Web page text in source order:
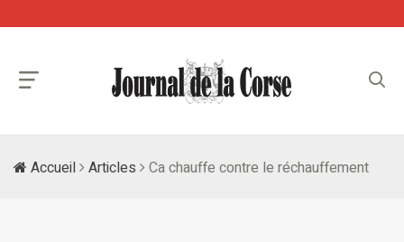
Accueil Articles Ca chauffe contre le réchauffement